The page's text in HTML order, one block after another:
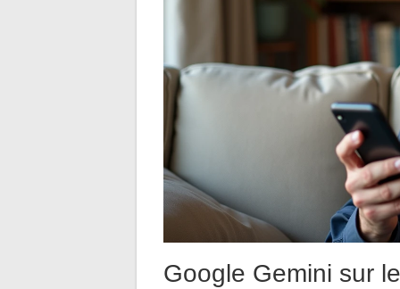
Google Gemini sur